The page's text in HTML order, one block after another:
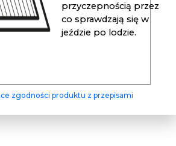
przyczepnością przez
co sprawdzają się w
jeździe po lodzie.
zgodności produktu z przepisami